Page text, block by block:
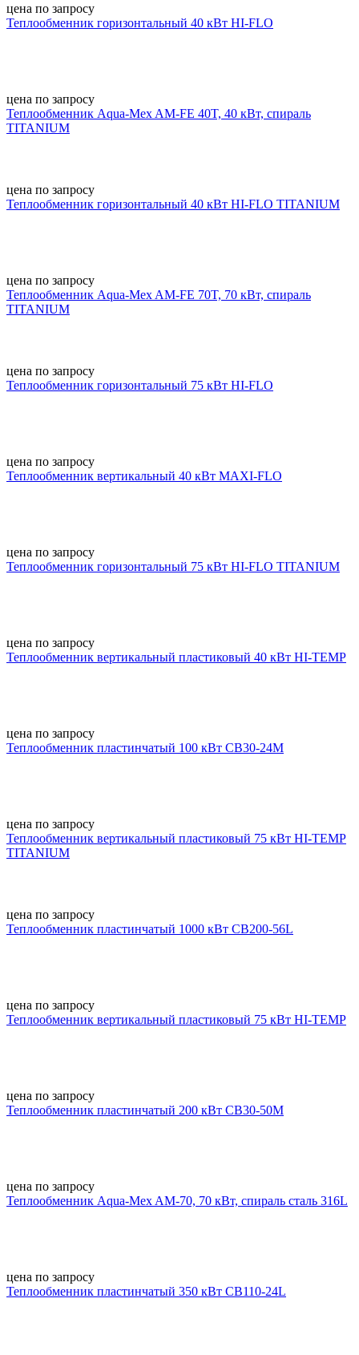
цена по запросу
Теплообменник горизонтальный 40 кВт HI-FLO
цена по запросу
Теплообменник Aqua-Mex AM-FE 40T, 40 кВт, спираль
TITANIUM
цена по запросу
Теплообменник горизонтальный 40 кВт HI-FLO TITANIUM
цена по запросу
Теплообменник Aqua-Mex AM-FE 70T, 70 кВт, спираль
TITANIUM
цена по запросу
Теплообменник горизонтальный 75 кВт HI-FLO
цена по запросу
Теплообменник вертикальный 40 кВт MAXI-FLO
цена по запросу
Теплообменник горизонтальный 75 кВт HI-FLO TITANIUM
цена по запросу
Теплообменник вертикальный пластиковый 40 кВт HI-TEMP
цена по запросу
Теплообменник пластинчатый 100 кВт CB30-24M
цена по запросу
Теплообменник вертикальный пластиковый 75 кВт HI-TEMP
TITANIUM
цена по запросу
Теплообменник пластинчатый 1000 кВт CB200-56L
цена по запросу
Теплообменник вертикальный пластиковый 75 кВт HI-TEMP
цена по запросу
Теплообменник пластинчатый 200 кВт CB30-50M
цена по запросу
Теплообменник Aqua-Mex AM-70, 70 кВт, спираль сталь 316L
цена по запросу
Теплообменник пластинчатый 350 кВт CB110-24L